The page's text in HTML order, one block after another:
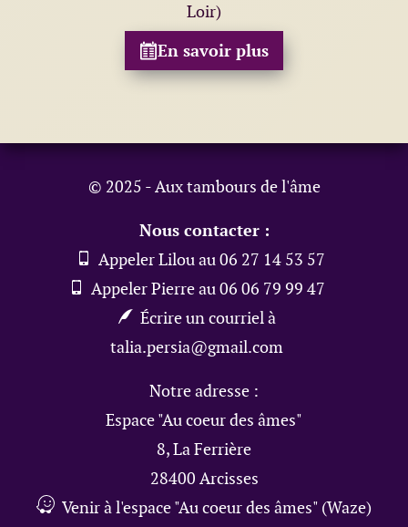
Loir)
En savoir plus
© 2025 - Aux tambours de l'âme
Nous contacter :
Appeler Lilou au 06 27 14 53 57
Appeler Pierre au 06 06 79 99 47
Écrire un courriel à
talia.persia@gmail.com
Notre adresse :
Espace "Au coeur des âmes"
8, La Ferrière
28400 Arcisses
Venir à l'espace "Au coeur des âmes" (Waze)